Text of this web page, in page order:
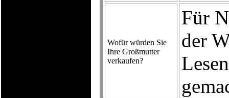
Wofür würden Sie
Ihre Großmutter
verkaufen?
Für
der